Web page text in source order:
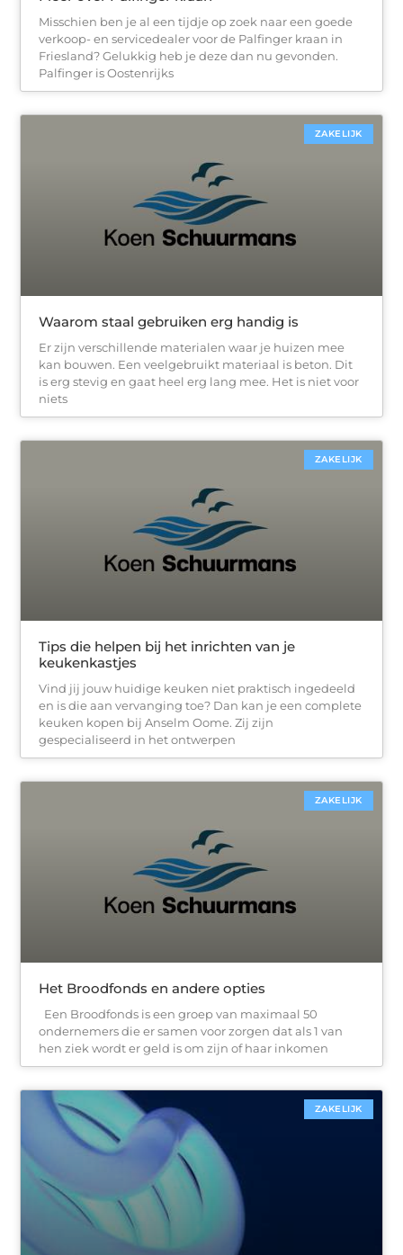
Misschien ben je al een tijdje op zoek naar een goede
verkoop- en servicedealer voor de Palfinger kraan in
Friesland? Gelukkig heb je deze dan nu gevonden.
Palfinger is Oostenrijks
ZAKELIJK
Waarom staal gebruiken erg handig is
Er zijn verschillende materialen waar je huizen mee
kan bouwen. Een veelgebruikt materiaal is beton. Dit
is erg stevig en gaat heel erg lang mee. Het is niet voor
niets
ZAKELIJK
Tips die helpen bij het inrichten van je
keukenkastjes
Vind jij jouw huidige keuken niet praktisch ingedeeld
en is die aan vervanging toe? Dan kan je een complete
keuken kopen bij Anselm Oome. Zij zijn
gespecialiseerd in het ontwerpen
ZAKELIJK
Het Broodfonds en andere opties
Een Broodfonds is een groep van maximaal 50
ondernemers die er samen voor zorgen dat als 1 van
hen ziek wordt er geld is om zijn of haar inkomen
ZAKELIJK